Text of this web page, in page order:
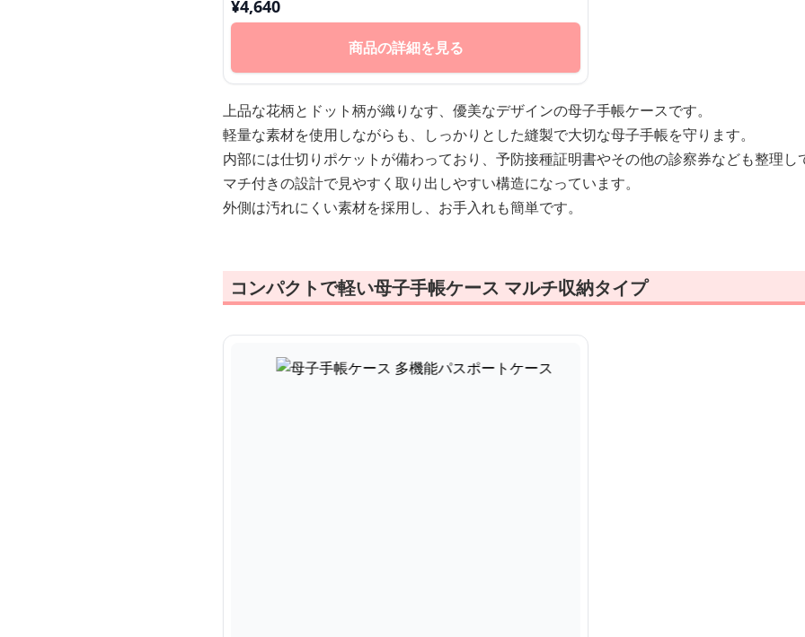
¥4,640
商品の詳細を見る
上品な花柄とドット柄が織りなす、優美なデザインの母子手帳ケースです。
軽量な素材を使用しながらも、しっかりとした縫製で大切な母子手帳を守ります。
内部には仕切りポケットが備わっており、予防接種証明書やその他の診察券なども整理し
マチ付きの設計で見やすく取り出しやすい構造になっています。
外側は汚れにくい素材を採用し、お手入れも簡単です。
コンパクトで軽い母子手帳ケース マルチ収納タイプ